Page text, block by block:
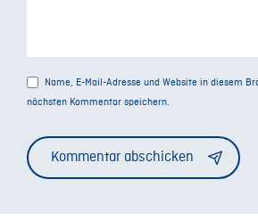
nachhaltig zu gestalten?
Mit wem könnte ich mich für
möchte ich international
Name, E-Mail-Adresse und Website in diesem
nächsten Kommentar speichern.